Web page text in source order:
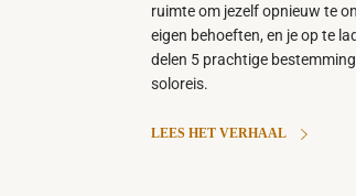
ruimte om jezelf opnieuw te
eigen behoeften, en je op te
delen 5 prachtige
soloreis.
LEES HET VERHAAL